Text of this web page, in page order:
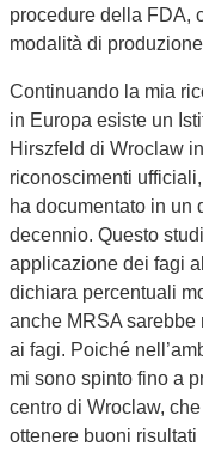
procedure della FDA,
modalità di
Continuando la mia
in Europa esiste un
Hirszfeld di Wroclaw
riconoscimenti
ha documentato in un
decennio. Questo
applicazione dei fagi
dichiara percentuali
anche MRSA
ai fagi. Poiché
mi sono spinto fino a
centro di Wroclaw,
ottenere buoni